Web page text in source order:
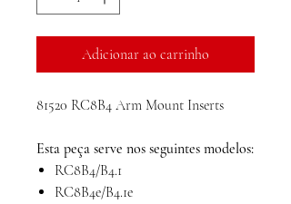
Adicionar ao carrinho
81520 RC8B4 Arm Mount Inserts
Esta peça serve nos seguintes modelos:
RC8B4/B4.1
RC8B4e/B4.1e